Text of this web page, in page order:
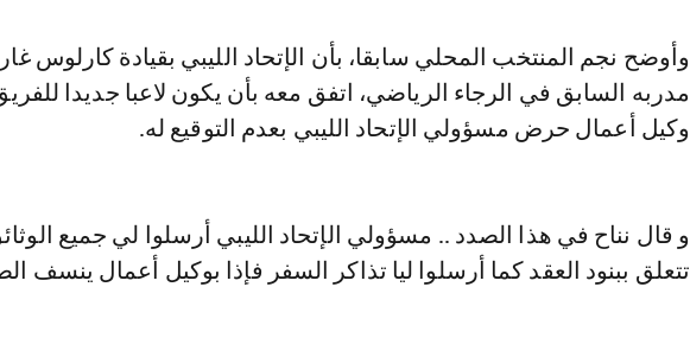
وأوضح نجم المنتخب المحلي سابقا، بأن الإتحاد الليبي بقيادة كارلوس
مدربه السابق في الرجاء الرياضي، اتفق معه بأن يكون لاعبا جديدا
وكيل أعمال حرض مسؤولي الإتحاد الليبي بعدم التوقيع له.
و قال نناح في هذا الصدد .. مسؤولي الإتحاد الليبي أرسلوا لي جميع
تتعلق ببنود العقد كما أرسلوا ليا تذاكر السفر فإذا بوكيل أعمال ينسف